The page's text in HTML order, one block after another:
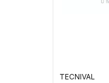
TECNIVAL